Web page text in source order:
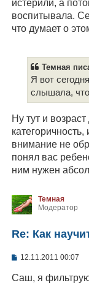
истерили, а
воспитывала.
что думает о
Темная
Я вот
слышала, что
Ну тут и
внимание не
понял вас
ним нужен
Темная
Модератор
Re: Как
С
о
12.11.2011 00:07
Саш, я